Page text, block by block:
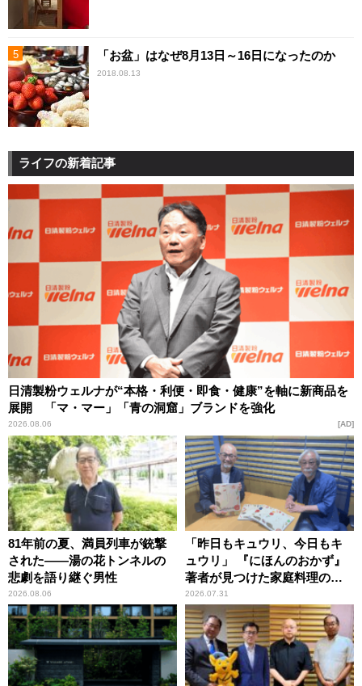
「お盆」はなぜ8月13日～16日になったのか
2018.08.13
ライフの新着記事
日清製粉ウェルナが“本格・利便・即食・健康”を軸に新商品を
展開 「マ・マー」「青の洞窟」ブランドを強化
2026.08.06 AD
81年前の夏、満員列車が銃撃
された――湯の花トンネルの
悲劇を語り継ぐ男性
2026.08.06
「昨日もキュウリ、今日もキ
ュウリ」 『にほんのおかず』
著者が見つけた家庭料理の知
恵
2026.07.31